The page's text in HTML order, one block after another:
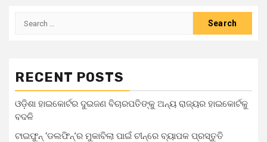
RECENT POSTS
ଓଡ଼ିଶା ହାଇକୋର୍ଟର ଦୁଇଜଣ ବିଚାରପତିଙ୍କୁ ଅନ୍ୟ ରାଜ୍ୟର ହାଇକୋର୍ଟକୁ
ବଦଳି
ଟାଇଫୁନ୍ ‘ଡଲଫିନ୍’ର ମୁକାବିଲା ପାଇଁ ଚୀନ୍‌ରେ ବ୍ୟାପକ ପ୍ରସ୍ତୁତି